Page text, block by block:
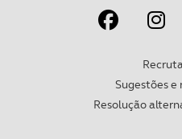
Sugestões e
Resolução